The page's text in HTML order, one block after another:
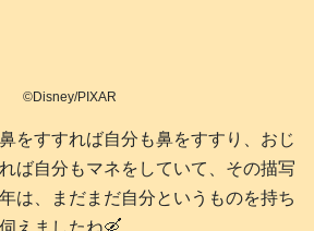
©Disney/PIXAR
をすすれば自分も鼻をすすり、おじ
ば自分もマネをしていて、その描写
は、まだまだ自分というものを持ち